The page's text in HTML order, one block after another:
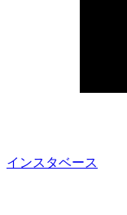
インスタベース